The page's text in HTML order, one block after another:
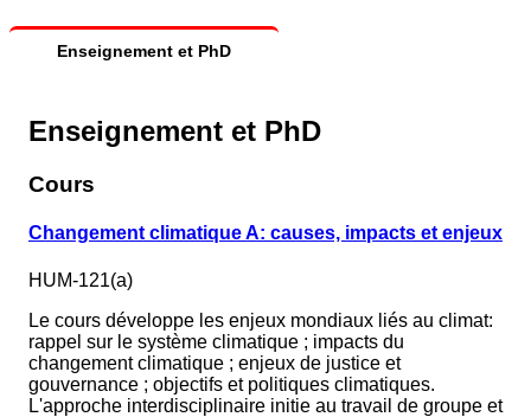
Enseignement et PhD
Enseignement et PhD
Cours
Changement climatique A: causes, impacts et enjeux
HUM-121(a)
Le cours développe les enjeux mondiaux liés au climat:
rappel sur le système climatique ; impacts du
changement climatique ; enjeux de justice et
gouvernance ; objectifs et politiques climatiques.
L'approche interdisciplinaire initie au travail de groupe et